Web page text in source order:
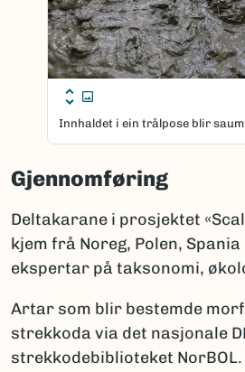
Innhaldet i ein trålpose blir
Gjennomføring
Deltakarane i prosjektet
kjem frå Noreg, Polen,
ekspertar på taksonomi,
Artar som blir bestemde
strekkoda via det nasjonale
strekkodebiblioteket NorBOL.